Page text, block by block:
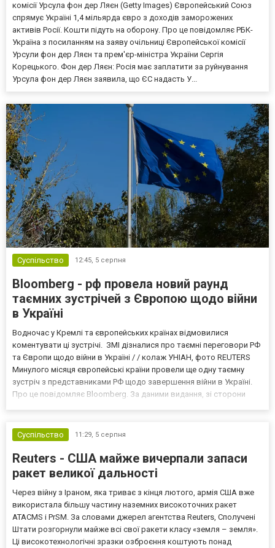
комісії Урсула фон дер Ляєн (Getty Images) Європейський Союз
спрямує Україні 1,4 мільярда євро з доходів заморожених
активів Росії. Кошти підуть на оборону. Про це повідомляє РБК-
Україна з посиланням на заяву очільниці Європейської комісії
Урсули фон дер Ляєн та прем'єр-міністра України Сергія
Корецького. Фон дер Ляєн: Росія має заплатити за руйнування
Урсула фон дер Ляєн заявила, що ЄС надасть У...
Суспільство 12:45, 5 серпня
Bloomberg - рф провела новий раунд
таємних зустрічей з Європою щодо війни
в Україні
Водночас у Кремлі та європейських країнах відмовилися
коментувати ці зустрічі. ЗМІ дізналися про таємні переговори РФ
та Європи щодо війни в Україні / / колаж УНІАН, фото REUTERS
Минулого місяця європейські країни провели ще одну таємну
зустріч з представниками РФ щодо завершення війни в Україні.
Про це повідомляє Bloomberg. За даними видання, зі сторони
Суспільство
11:29, 5 серпня
Reuters - США майже вичерпали запаси
ракет великої дальності
Через війну з Іраном, яка триває з кінця лютого, армія США вже
використала більшу частину наземних високоточних ракет
ATACMS і PrSM. За словами джерел агентства Reuters, Сполучені
Штати розгорнули майже всі свої ракети класу «земля – земля».
Ці високотехнологічні зразки озброєння коштують понад